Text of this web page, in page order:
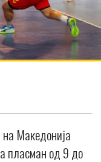
Македонија
пласман од 9 до